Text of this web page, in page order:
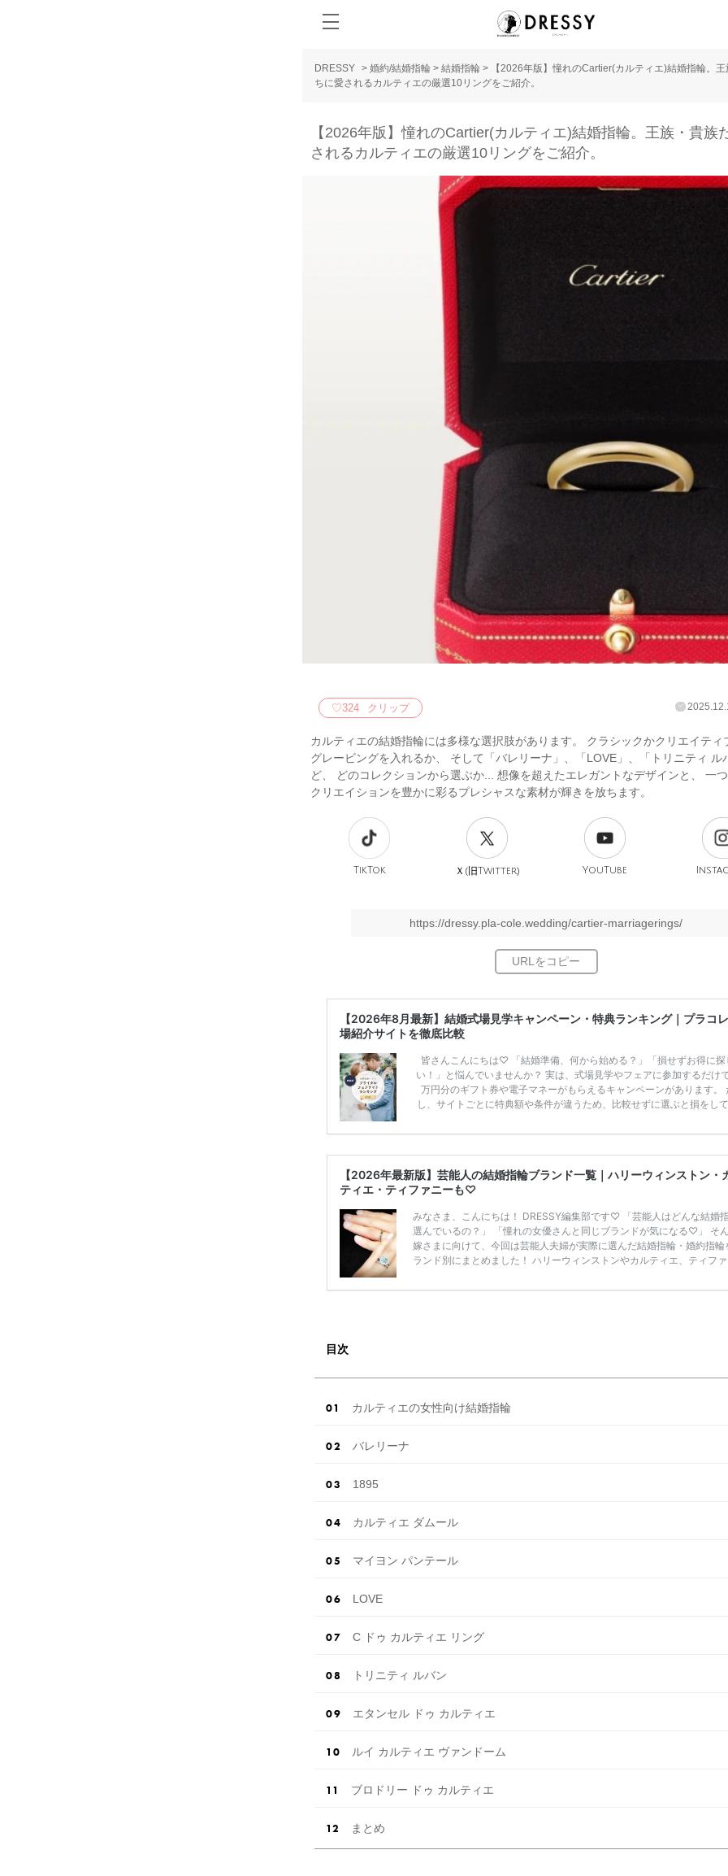
DRESSY > 婚約/結婚指輪 > 結婚指輪 >
【2026年版】憧れのCartier(カルティエ)結婚指輪。
ちに愛されるカルティエの厳選10リングをご紹介。
【2026年版】憧れのCartier(カルティエ)結婚指輪。王族・貴族
されるカルティエの厳選10リングをご紹介。
♡324 クリップ
カルティエの結婚指輪には多様な選択肢があります。 クラシックかクリエイティ
グレービングを入れるか、 そして「バレリーナ」、「LOVE」、「トリニティ ル
ど、 どのコレクションから選ぶか... 想像を超えたエレガントなデザインと、 一
クリエイションを豊かに彩るプレシャスな素材が輝きを放ちます。
TikTok Ｘ(旧Twitter) YouTube
https://dressy.pla-cole.wedding/cartier-marriagerings/
【2026年8月最新】結婚式場見学キャンペーン・特典ランキング｜プラコ
場紹介サイトを徹底比較
皆さんこんにちは♡ 「結婚準備、何から始める？」「損せずお得に探
い！」と悩んでいませんか？ 実は、式場見学やフェアに参加するだけ
万円分のギフト券や電子マネーがもらえるキャンペーンがあります。
し、サイトごとに特典額や条件が違うため、比較せずに選ぶと損をし
ンペーン特典ランキングを公開！ 比較サイト：プラコレ、ゼクシィ、
補を絞れる「ウェディング診断」か、体験型 […] 続きを読む
【2026年最新版】芸能人の結婚指輪ブランド一覧｜ハリーウィンストン・
ティエ・ティファニーも♡
みなさま、こんにちは！ DRESSY編集部です♡ 「芸能人はどんな結婚
選んでいるの？」 「憧れの女優さんと同じブランドが気になる♡」 そ
嫁さまに向けて、今回は芸能人夫婦が実際に選んだ結婚指輪・婚約指輪
ランド別にまとめました！ ハリーウィンストンやカルティエ、ティフ
ランドまで幅広くご紹介。 さらに、 ・愛用している芸能人夫婦 ・リン
目次
カルティエの女性向け結婚指輪
バレリーナ
1895
カルティエ ダムール
マイヨン パンテール
LOVE
C ドゥ カルティエ リング
トリニティ ルバン
エタンセル ドゥ カルティエ
ルイ カルティエ ヴァンドーム
ブロドリー ドゥ カルティエ
まとめ